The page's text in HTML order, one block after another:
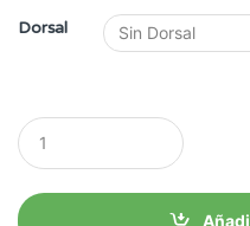
Dorsal
Q
u
t